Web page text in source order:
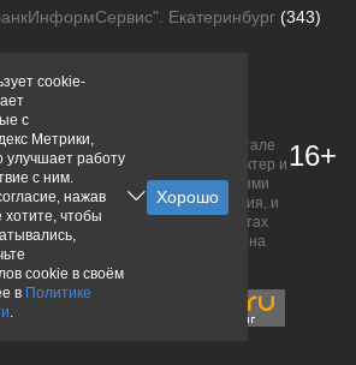
Екатеринбург (343)
Для рекламодателей
банков, размещенная на портале
ознакомительный характер и
офертой, определяемой положениями
точного и полного описания, и
условия уточняйте на сайтах
Исключительное право на
их правообладателям.
16+
cookie-
с
Метрики,
улучшает работу
с ним.
нажав
хотите, чтобы
cookie в своём
в Политике
.